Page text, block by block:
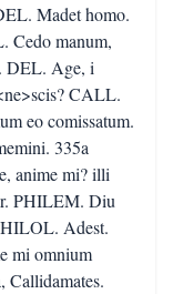
Madet homo.
Cedo manum,
DEL. Age, i
CALL.
eo comissatum.
335a
anime mi? illi
PHILEM. Diu
Adest.
mi omnium
Callidamates.